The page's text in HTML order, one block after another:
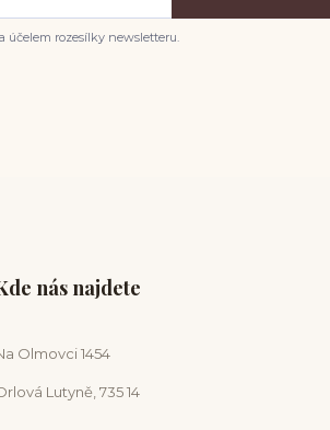
účelem rozesílky newsletteru.
nás najdete
Olmovci 1454
Lutyně, 735 14